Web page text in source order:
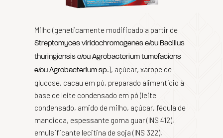
Milho (geneticamente modificado a partir de
Streptomyces viridochromogenes e/ou Bacillus
thuringiensis e/ou Agrobacterium tumefaciens
e/ou Agrobacterium sp.), açúcar, xarope de
glucose, cacau em pó, preparado alimentício à
base de leite condensado em pó (leite
condensado, amido de milho, açúcar, fécula de
mandioca, espessante goma guar (INS 412),
emulsificante lecitina de soja (INS 322),